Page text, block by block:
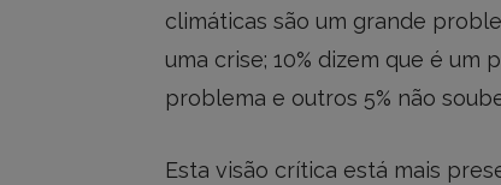
climáticas são um grande
uma crise; 10% dizem que é um
problema e outros 5% não
Esta visão crítica está mais